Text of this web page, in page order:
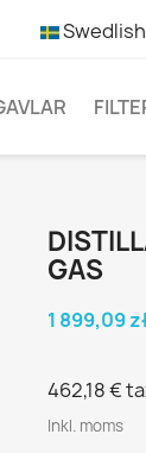
Swedlish
GAS
1 899,09
462,18 €
Inkl. moms